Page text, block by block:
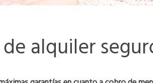
alquiler